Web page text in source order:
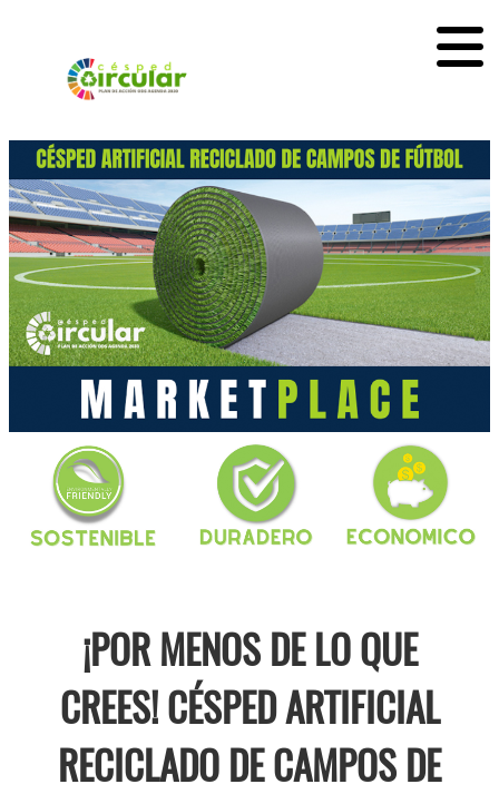
¡POR MENOS DE LO QUE
CREES! CÉSPED ARTIFICIAL
RECICLADO DE CAMPOS DE